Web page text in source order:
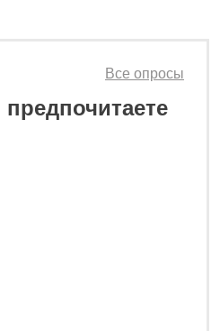
Все опросы